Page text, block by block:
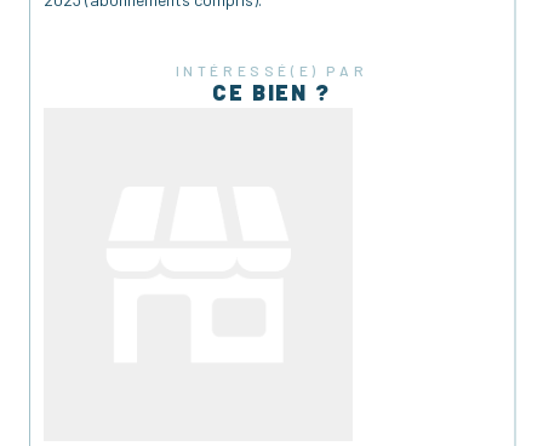
Charme et authenticité préservés
Possibilité de projet mixte (habitation + activité)
INTÉRESSÉ(E) PAR
CE BIEN ?